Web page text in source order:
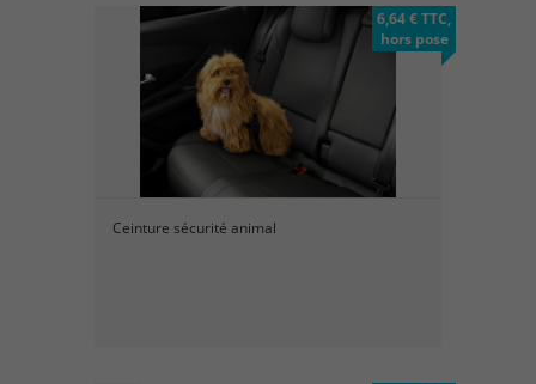
6,64 € TTC,
hors pose
Ceinture sécurité animal